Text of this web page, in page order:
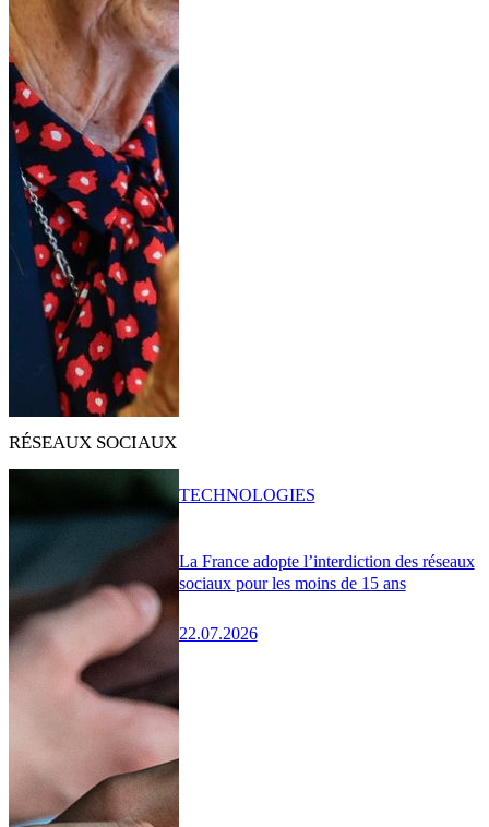
RÉSEAUX SOCIAUX
La France adopte l’interdiction des réseaux
sociaux pour les moins de 15 ans
22.07.2026
TECHNOLOGIES